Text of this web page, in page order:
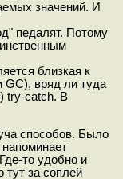
значений. И
педалят. Потому
близкая к
GC), вряд ли туда
try-catch. В
способов. Было
то удобно и
тут за соплей